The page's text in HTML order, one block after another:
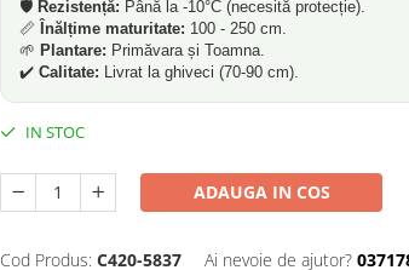
🛡️ Rezistență: Până la -10°C (necesită protecție).
📏 Înălțime maturitate: 100 - 250 cm.
🌱 Plantare: Primăvara și Toamna.
✔️ Calitate: Livrat la ghiveci (70-90 cm).
IN STOC
ADAUGA IN COS
Cod Produs: C420-5837 Ai nevoie de ajutor?